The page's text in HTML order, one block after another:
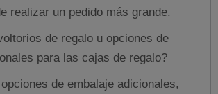
realizar un pedido más grande.
de regalo u opciones de
para las cajas de regalo?
de embalaje adicionales,